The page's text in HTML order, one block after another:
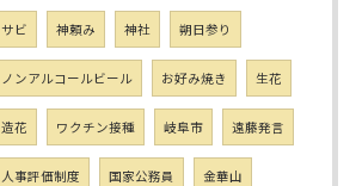
サビ 神頼み 神社 朔日参り
ノンアルコールビール お好み焼き 生花
造花 ワクチン接種 岐阜市 遠藤発言
人事評価制度 国家公務員 金華山